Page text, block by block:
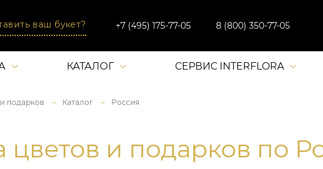
ваш букет? +7 (495) 175-77-05 8 (800) 350-77-05
КАТАЛОГ СЕРВИС INTERFLORA
подарков Каталог Россия
цветов и подарков по